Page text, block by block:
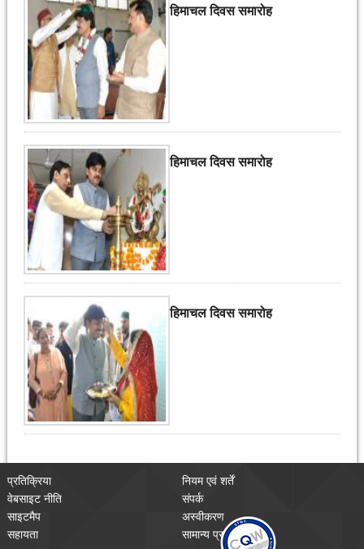
हिमाचल दिवस समारोह
हिमाचल दिवस समारोह
हिमाचल दिवस समारोह
प्रतिक्रिया
नियम एवं शर्तें
वेबसाइट नीति
संपर्क
साइटमैप
अस्वीकरण
सहायता
सामान्य प्रश्न